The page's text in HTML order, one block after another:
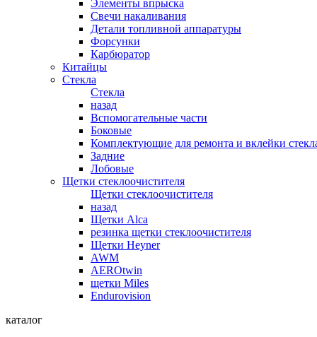
Элементы впрыска
Свечи накаливания
Детали топливной аппаратуры
Форсунки
Карбюратор
Китайцы
Стекла
Стекла
назад
Вспомогательные части
Боковые
Комплектующие для ремонта и вклейки
Задние
Лобовые
Щетки стеклоочистителя
Щетки стеклоочистителя
назад
Щетки Alca
резинка щетки стеклоочистителя
Щетки Heyner
AWM
AEROtwin
щетки Miles
Endurovision
каталог